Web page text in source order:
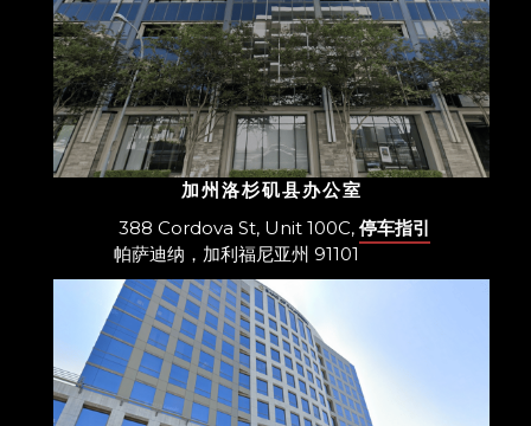
加州洛杉矶县办公室
388 Cordova St, Unit 100C,
帕萨迪纳，加利福尼亚州 91101
停车指引